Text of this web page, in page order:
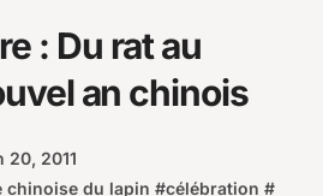
: Du rat au
an chinois
20, 2011
chinoise du lapin #célébration #